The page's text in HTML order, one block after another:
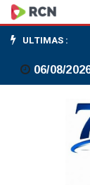
Receita
libera
especial
ULTIMAS :
06/08/